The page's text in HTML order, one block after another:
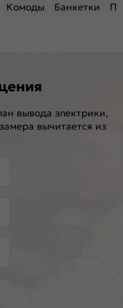
Комоды Банкетки
вывода электрики,
вычитается из